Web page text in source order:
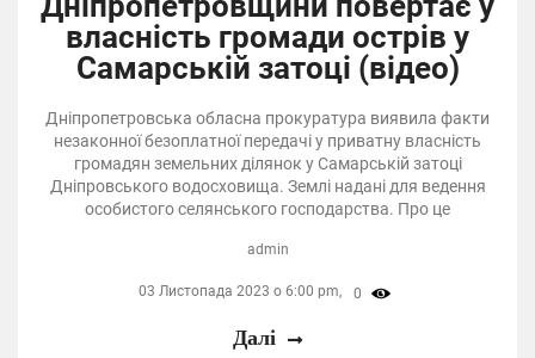
власність громади острів у
Самарській затоці (відео)
Дніпропетровська обласна прокуратура виявила факти
незаконної безоплатної передачі у приватну власність
громадян земельних ділянок у Самарській затоці
Дніпровського водосховища. Землі надані для ведення
особистого селянського господарства. Про це
admin
03 Листопада 2023 о 6:00 pm, 0
Далі